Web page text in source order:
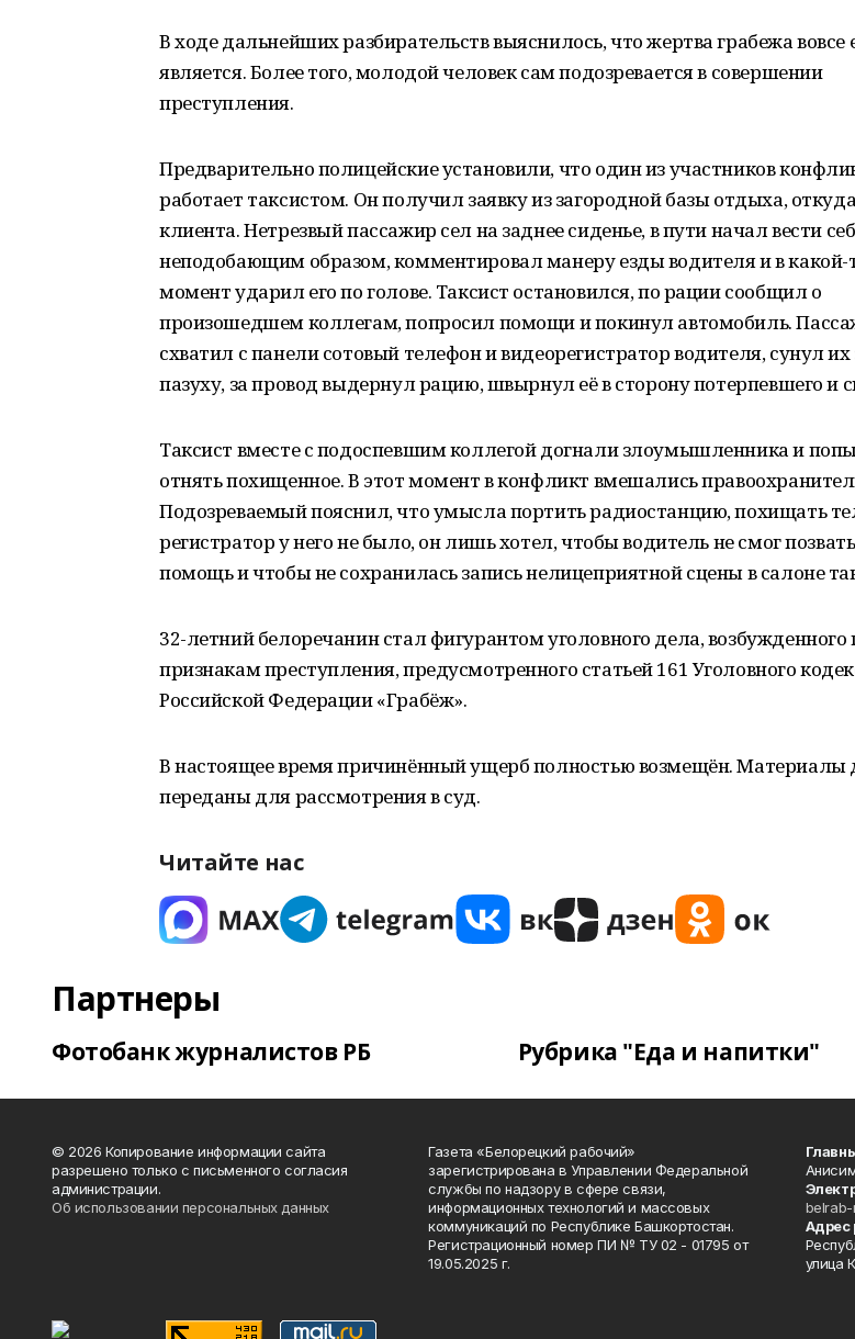
В ходе дальнейших разбирательств выяснилось, что жертва грабежа вовсе
является. Более того, молодой человек сам подозревается в совершении
преступления.
Предварительно полицейские установили, что один из участников
работает таксистом. Он получил заявку из загородной базы отдыха,
клиента. Нетрезвый пассажир сел на заднее сиденье, в пути начал вести
неподобающим образом, комментировал манеру езды водителя и в какой-
момент ударил его по голове. Таксист остановился, по рации сообщил о
произошедшем коллегам, попросил помощи и покинул автомобиль.
схватил с панели сотовый телефон и видеорегистратор водителя, сунул их
пазуху, за провод выдернул рацию, швырнул её в сторону потерпевшего и
Таксист вместе с подоспевшим коллегой догнали злоумышленника и
отнять похищенное. В этот момент в конфликт вмешались
Подозреваемый пояснил, что умысла портить радиостанцию, похищать
регистратор у него не было, он лишь хотел, чтобы водитель не смог
помощь и чтобы не сохранилась запись нелицеприятной сцены в салоне
32-летний белоречанин стал фигурантом уголовного дела, возбужденного
признакам преступления, предусмотренного статьей 161 Уголовного
Российской Федерации «Грабёж».
В настоящее время причинённый ущерб полностью возмещён. Материалы
переданы для рассмотрения в суд.
Читайте нас
Партнеры
Фотобанк журналистов РБ Рубрика "Еда и напитки"
© 2026 Копирование информации сайта
разрешено только с письменного согласия
администрации.
Об использовании персональных данных
Газета «Белорецкий рабочий»
зарегистрирована в Управлении Федеральной
службы по надзору в сфере связи,
информационных технологий и массовых
коммуникаций по Республике Башкортостан.
Регистрационный номер ПИ № ТУ 02 - 01795 от
19.05.2025 г.
belrab-
Адрес
улица